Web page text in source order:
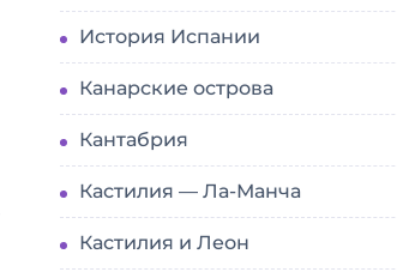
История Испании
Канарские острова
Кантабрия
Кастилия — Ла-Манча
Кастилия и Леон